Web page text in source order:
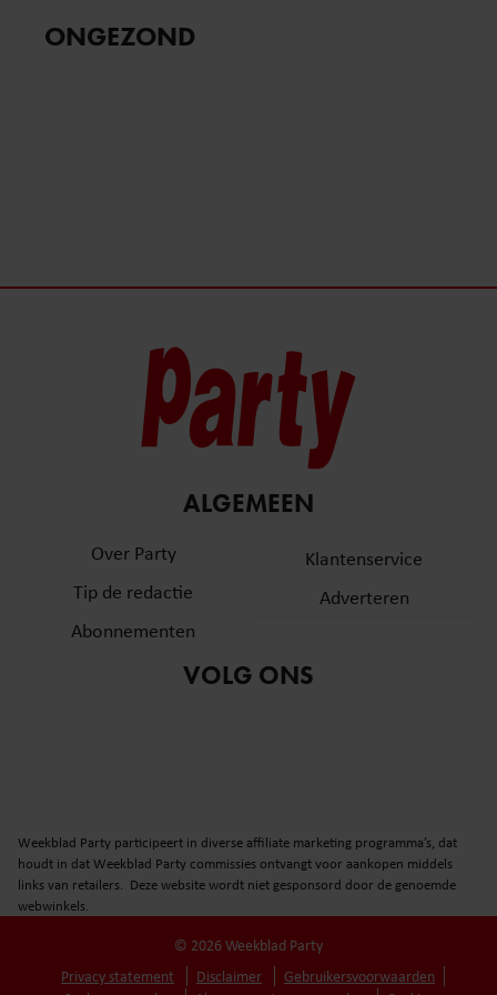
partners voor social media, adverteren en analyse. Deze
ONGEZOND
ALGEMEEN
Over Party
Tip de redactie
Abonnementen
Klantenservice
Adverteren
VOLG ONS
Weekblad Party participeert in diverse affiliate marketing programma’s, dat
houdt in dat Weekblad Party commissies ontvangt voor aankopen middels
links van retailers. Deze website wordt niet gesponsord door de genoemde
webwinkels.
© 2026 Weekblad Party
Privacy statement
Disclaimer
Gebruikersvoorwaarden